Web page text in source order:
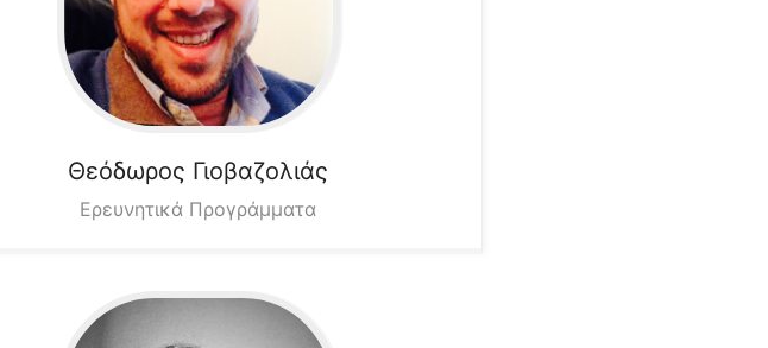
Θεόδωρος Γιοβαζολιάς
Ερευνητικά Προγράμματα